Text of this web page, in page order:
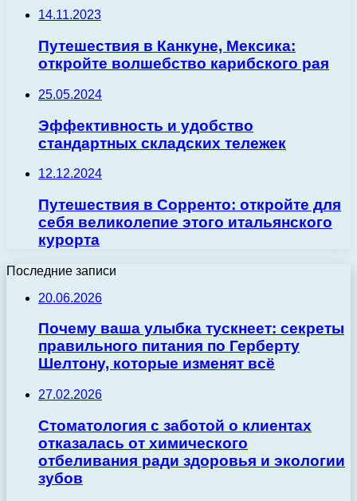
14.11.2023
Путешествия в Канкуне, Мексика:
откройте волшебство карибского рая
25.05.2024
Эффективность и удобство
стандартных складских тележек
12.12.2024
Путешествия в Сорренто: откройте для
себя великолепие этого итальянского
курорта
Последние записи
20.06.2026
Почему ваша улыбка тускнеет: секреты
правильного питания по Герберту
Шелтону, которые изменят всё
27.02.2026
Стоматология с заботой о клиентах
отказалась от химического
отбеливания ради здоровья и экологии
зубов